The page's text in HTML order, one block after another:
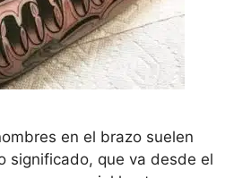
en el brazo suelen
significado, que va desde el